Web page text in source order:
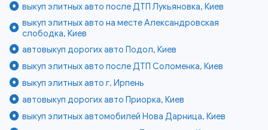
выкуп элитных авто после ДТП Лукьяновка, Киев
выкуп элитных авто на месте Александровская
слободка, Киев
автовыкуп дорогих авто Подол, Киев
выкуп элитных авто после ДТП Соломенка, Киев
выкуп элитных авто г. Ирпень
автовыкуп дорогих авто Приорка, Киев
выкуп элитных автомобилей Нова Дарница, Киев